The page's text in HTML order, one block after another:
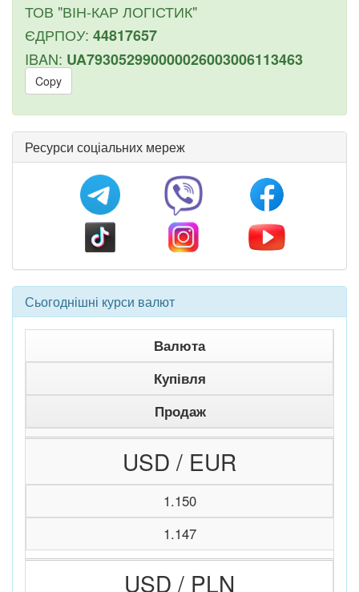
ТОВ "ВІН-КАР ЛОГІСТИК"
ЄДРПОУ: 44817657
IBAN: UA793052990000026003006113463
Copy
Ресурси соціальних мереж
Сьогоднішні курси валют
Валюта
Купівля
Продаж
USD / EUR
1.150
1.147
USD / PLN